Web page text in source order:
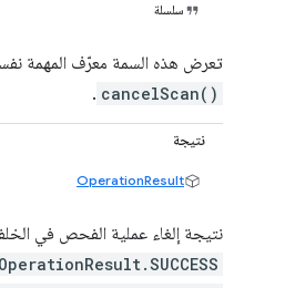
سلسلة
تعرض هذه السمة معرّف المهمة
cancelScan()
.
نتيجة
OperationResult
نتيجة إلغاء عملية الفحص في
OperationResult.SUCCESS